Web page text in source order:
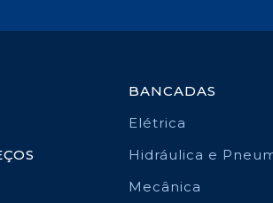
BANCADAS
Elétrica
Hidráulica e
Mecânica